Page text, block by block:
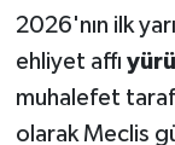
2026'nın ilk
ehliyet affı
muhalefet
olarak Meclis